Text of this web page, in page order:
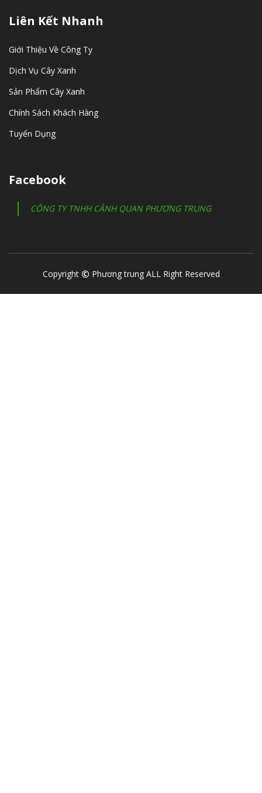
Liên Kết Nhanh
Giới Thiệu Về Công Ty
Dịch Vụ Cây Xanh
Sản Phẩm Cây Xanh
Chính Sách Khách Hàng
Tuyển Dụng
Facebook
CÔNG TY TNHH CẢNH QUAN PHƯƠNG TRUNG
Copyright Phương trung ALL Right Reserved